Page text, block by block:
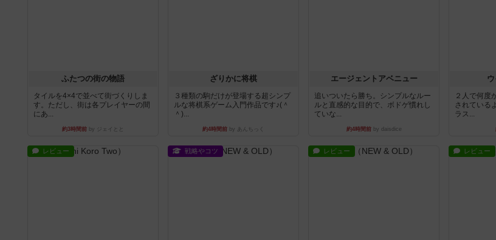
ふたつの街の物語
タイルを4×4で並べて街づくりしま
す。ただし、街は各プレイヤーの間
にあ...
約3時間前 by ジェイとと
ざりかに将棋
３種類の駒だけが登場する超シンプ
ルな将棋系ゲーム入門作品です♪(＾
＾)...
約4時間前 by あんちっく
エージェントアベニュー
追いついたら勝ち。シンプルなルー
ルと直感的な目的で、ボドゲ慣れし
ていな...
約4時間前by daisdice
２人で何度
されている
ラス...
レビュー 戦略やコツ レビュー レビュー